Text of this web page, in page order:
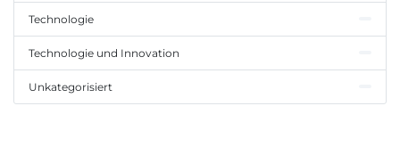
Technologie
Technologie und Innovation
Unkategorisiert